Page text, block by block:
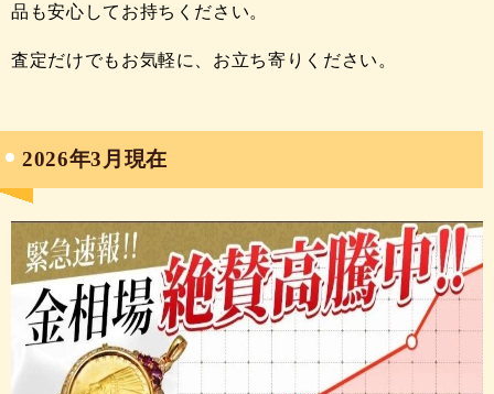
品も安心してお持ちください。
査定だけでもお気軽に、お立ち寄りください。
2026年3月現在